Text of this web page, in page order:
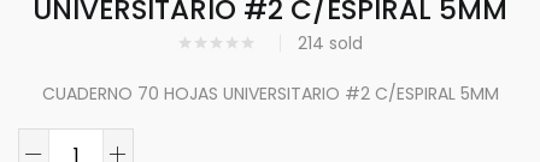
UNIVERSITARIO #2 C/ESPIRAL 5MM
214 sold
CUADERNO 70 HOJAS UNIVERSITARIO #2 C/ESPIRAL 5MM